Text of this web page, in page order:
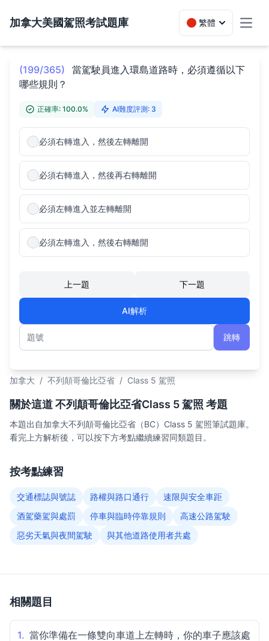
加拿大美國駕照考試題庫 繁體
(199/365)
當駕駛員進入環島道路時，必須遵循以下
哪些規則？
正確率: 100.0% AI難度評測: 3
必須右轉進入，然後左轉離開
必須右轉進入，然後再右轉離開
必須左轉進入並左轉離開
必須左轉進入，然後右轉離開
上一題 下一題
AI解析
題號
跳轉
加拿大 / 不列顛哥倫比亞省 / Class 5 駕照
關於這道 不列顛哥倫比亞省Class 5 駕照 考題
本題出自加拿大不列顛哥倫比亞省（BC）Class 5 駕照筆試題庫。
看完上方解析後，可以按下方考點繼續練習同類題目。
按考點練習
交通標誌與號誌 路權與路口通行
速限與安全車距
酒駕藥駕與處罰
停車與臨時停靠規則
高速公路駕駛
惡劣天氣與夜間駕駛
與其他道路使用者共處
相關題目
1. 當你準備在一條雙向車道上左轉時，你的車子應該處